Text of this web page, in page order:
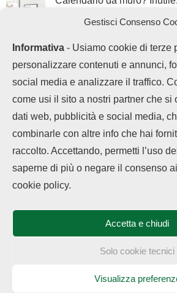
Gestisci Consenso
Informativa - Usiamo cookie di terze
personalizzare contenuti e annunci,
social media e analizzare il traffico.
come usi il sito a nostri partner che si
dati web, pubblicità e social media,
combinarle con altre info che hai
raccolto. Accettando, permetti l’uso
saperne di più o negare il consenso
cookie policy.
Accetta e chiudi
Solo cookie tecnici
Visualizza
Chi siamo Contatti Disclaimer
Questo blog non rappresenta una testata
aggiornato senza alcuna periodicità. Non può
partecipa al Programma Affiliazione Amazon
Amazon.it. In veste di affiliato OPPOHub riceve
idonei.
OPPO Find X9 Ultra
OPPO Find X9